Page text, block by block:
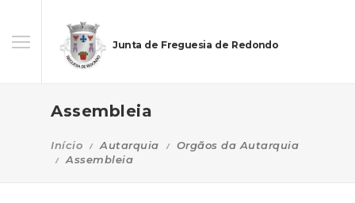
Junta de Freguesia de Redondo
Assembleia
Início Autarquia
Orgãos da Autarquia
Assembleia